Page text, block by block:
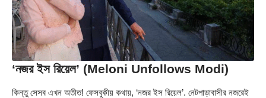
‘নজর ইস রিয়েল’ (Meloni Unfollows Modi)
কিন্তু সেসব এখন অতীত! ফেসবুকীয় কথায়, ‘নজর ইস রিয়েল’. নেটপাড়াবাসীর নজরেই